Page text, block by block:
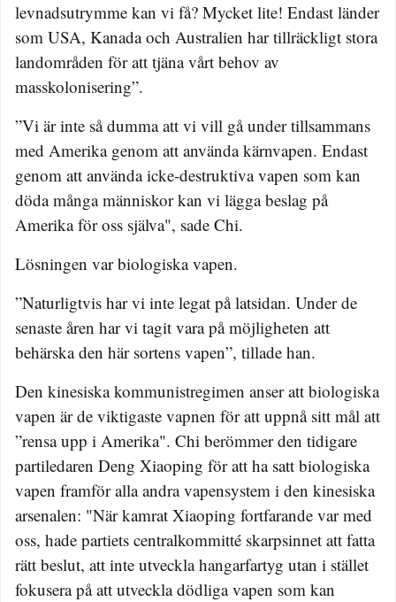
levnadsutrymme kan vi få? Mycket lite! Endast länder
som USA, Kanada och Australien har tillräckligt stora
landområden för att tjäna vårt behov av
masskolonisering”.
”Vi är inte så dumma att vi vill gå under tillsammans
med Amerika genom att använda kärnvapen. Endast
genom att använda icke-destruktiva vapen som kan
döda många människor kan vi lägga beslag på
Amerika för oss själva", sade Chi.
Lösningen var biologiska vapen.
”Naturligtvis har vi inte legat på latsidan. Under de
senaste åren har vi tagit vara på möjligheten att
behärska den här sortens vapen”, tillade han.
Den kinesiska kommunistregimen anser att biologiska
vapen är de viktigaste vapnen för att uppnå sitt mål att
”rensa upp i Amerika". Chi berömmer den tidigare
partiledaren Deng Xiaoping för att ha satt biologiska
vapen framför alla andra vapensystem i den kinesiska
arsenalen: "När kamrat Xiaoping fortfarande var med
oss, hade partiets centralkommitté skarpsinnet att fatta
rätt beslut, att inte utveckla hangarfartyg utan i stället
fokusera på att utveckla dödliga vapen som kan